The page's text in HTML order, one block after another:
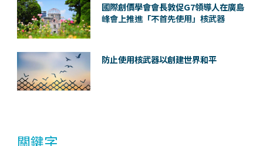
國際創價學會會長敦促G7領導人在廣島
峰會上推進「不首先使用」核武器
防止使用核武器以創建世界和平
關鍵字